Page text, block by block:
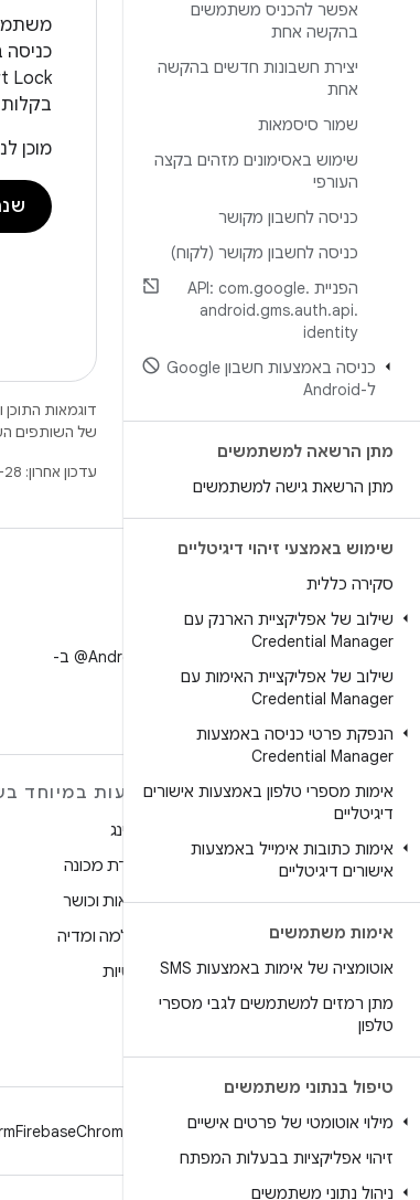
אפשר להכניס משתמשים
בהקשה אחת
יצירת חשבונות חדשים בהקשה
אחת
שמור סיסמאות
שימוש באסימונים מזהים בקצה
העורפי
כניסה לחשבון מקושר
כניסה לחשבון מקושר (לקוח)
הפניית API: com
.google.
android.gms.auth.api.
identity
כניסה באמצעות חשבון Google
ל-Android
מתן הרשאה למשתמשים
מתן הרשאת גישה למשתמשים
שימוש באמצעי זיהוי דיגיטליים
סקירה כללית
שילוב של אפליקציית הארנק עם
Credential Manager
שילוב של אפליקציית האימות עם
Credential Manager
הנפקת פרטי כניסה באמצעות
Credential Manager
אימות מספרי טלפון באמצעות אישורים
דיגיטליים
אימות כתובות אימייל באמצעות
אישורים דיגיטליים
אימות משתמשים
אוטומציה של אימות באמצעות SMS
מתן רמזים למשתמשים לגבי מספרי
טלפון
טיפול בנתוני משתמשים
מילוי אוטומטי של פרטים אישיים
זיהוי אפליקציות בבעלות המפתח
ניהול נתוני משתמשים
בקלות
מוכן
דוגמאות
של השותפים
עדכון אחרון: 2026-02-28 (שעון UTC).
למעקב אחר ‎@AndroidDev ב-
מידע נוסף על ANDROID
Android for Enterprise
אבטחה
מקור
חדשות
בלוג
הצעות במיוחד
גיימינג
למידת מכונה
בריאות וכושר
מצלמה ומדיה
פרטיות
Android
Chrome
Firebase